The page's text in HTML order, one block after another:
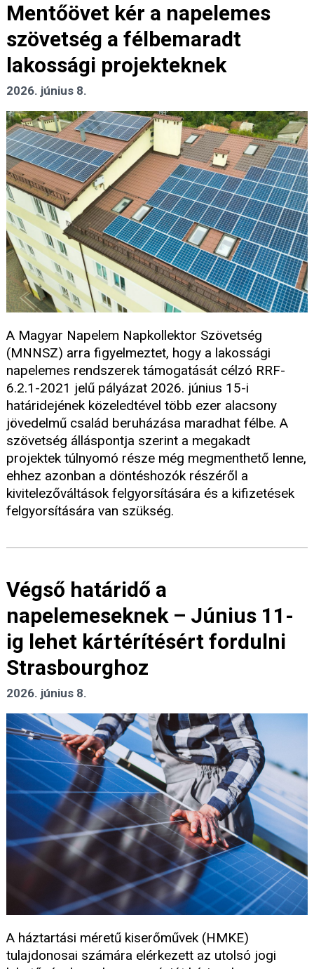
Mentőövet kér a napelemes
szövetség a félbemaradt
lakossági projekteknek
2026. június 8.
A Magyar Napelem Napkollektor Szövetség
(MNNSZ) arra figyelmeztet, hogy a lakossági
napelemes rendszerek támogatását célzó RRF-
6.2.1-2021 jelű pályázat 2026. június 15-i
határidejének közeledtével több ezer alacsony
jövedelmű család beruházása maradhat félbe. A
szövetség álláspontja szerint a megakadt
projektek túlnyomó része még megmenthető lenne,
ehhez azonban a döntéshozók részéről a
kivitelezőváltások felgyorsítására és a kifizetések
felgyorsítására van szükség.
Végső határidő a
napelemeseknek – Június 11-
ig lehet kártérítésért fordulni
Strasbourghoz
2026. június 8.
A háztartási méretű kiserőművek (HMKE)
tulajdonosai számára elérkezett az utolsó jogi